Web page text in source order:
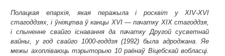
Полацкая епархія, якая перажыла і росквіт у XIV-XVI
стагоддзях, і ўніяцтва ў канцы XVI — пачатку XIX стагоддзя,
і спыненне свайго існавання да пачатку Другой сусветнай
вайны, у год свайго 1000-годдзя (1992) была адроджана. Яе
межы ахопліваюць тэрыторыю 10 раёнаў Віцебскай вобласці.